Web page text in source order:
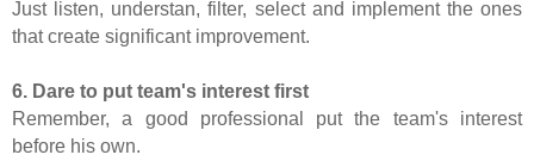
Just listen, understan, filter, select and implement the ones
that create significant improvement.
6. Dare to put team's interest first
Remember, a good professional put the team's interest
before his own.